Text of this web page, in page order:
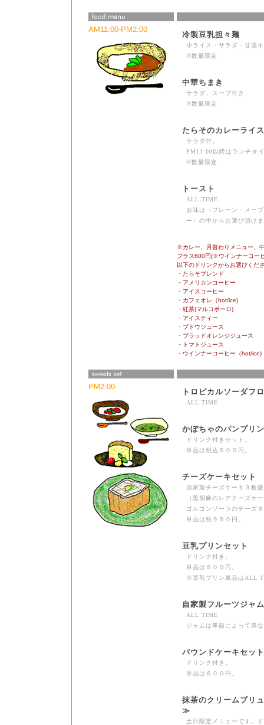
AM11:00-PM2:00
冷製豆乳担々麺
小ライス・サラダ・甘酒
※数量限定
中華ちまき
サラダ、スープ付き
※数量限定
たらそのカレーライス
サラダ付。
PM11:00以降はランチタ
※数量限定
トースト
ALL TIME
お味は〈プレーン・メー
ー〉の中からお選び頂け
※カレー、月替わりメニュー、
プラス600円(※ウインナーコー
以下のドリンクからお選びくだ
・たらそブレンド
・アメリカンコーヒー
・アイスコーヒー
・カフェオレ（hot/ice)
・紅茶(マルコポーロ)
・アイスティー
・ブドウジュース
・ブラッドオレンジジュース
・トマトジュース
・ウインナーコーヒー（hot/ice)
PM2:00-
トロピカルソーダフ
ALL TIME
かぼちゃのパンプリン
ドリンク付きセット。
単品は税込６００円。
チーズケーキセット
自家製チーズケーキ３種
（黒胡麻のレアチーズケ
ゴルゴンゾーラのチーズ
単品は税９５０円。
豆乳プリンセット
ドリンク付き。
単品は５００円。
※豆乳プリン単品はALL
自家製フルーツジャ
ALL TIME
ジャムは季節によって異
パウンドケーキセット
ドリンク付き。
単品は６００円。
抹茶のクリームブリ
≫
土日限定メニューです。